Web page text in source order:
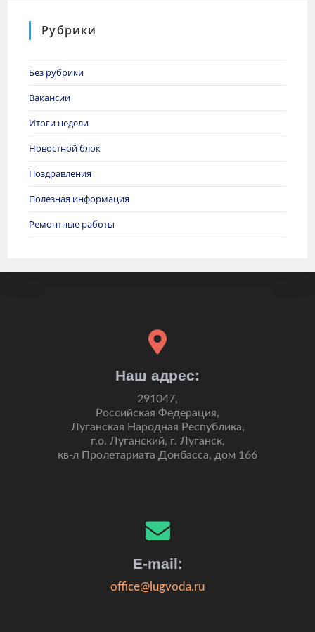
Рубрики
Без рубрики
Вакансии
Итоги недели
Новостной блок
Поздравления
Полезная информация
Ремонтные работы
Наш адрес:
291047,
Российская Федерация,
Луганская Народная Республика,
г.о. Луганский, г. Луганск,
кв-л Пролетариата Донбасса, дом 166
E-mail:
office@lugvoda.ru